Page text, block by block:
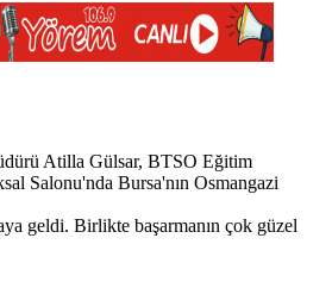
Atilla Gülsar, BTSO Eğitim
Salonu'nda Bursa'nın Osmangazi
geldi. Birlikte başarmanın çok güzel